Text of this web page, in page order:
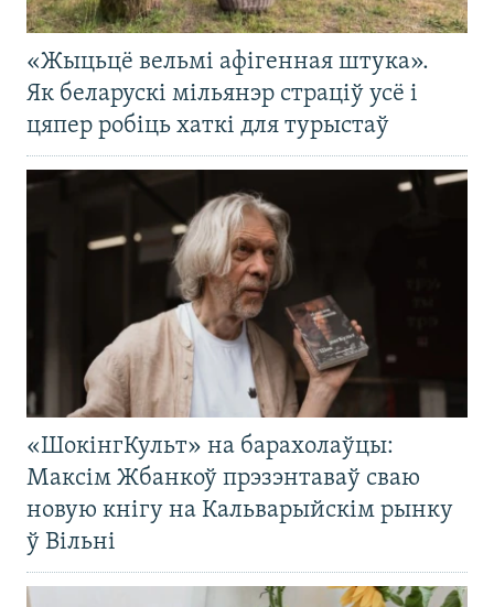
«Жыцьцё вельмі афігенная штука».
Як беларускі мільянэр страціў усё і
цяпер робіць хаткі для турыстаў
«ШокінгКульт» на барахолаўцы:
Максім Жбанкоў прэзэнтаваў сваю
новую кнігу на Кальварыйскім рынку
ў Вільні